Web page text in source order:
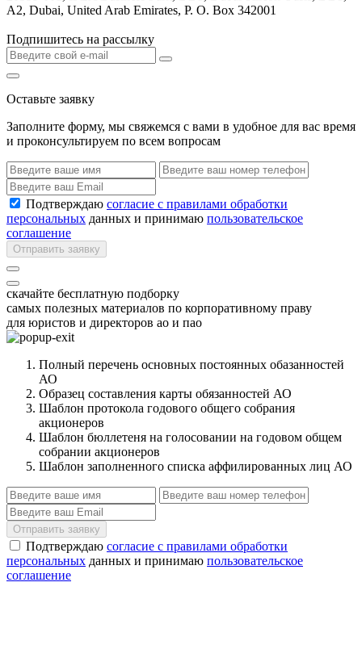
A2, Dubai, United Arab Emirates, P. O. Box 342001
Подпишитесь на рассылку
Оставьте заявку
Заполните форму, мы свяжемся с вами в удобное для вас время
и проконсультируем по всем вопросам
Подтверждаю согласие с правилами обработки
персональных данных и принимаю пользовательское
соглашение
Отправить заявку
скачайте бесплатную подборку
самых полезных материалов по корпоративному праву
для юристов и директоров ао и пао
Полный перечень основных постоянных обазанностей
АО
Образец составления карты обязанностей АО
Шаблон протокола годового общего собрания
акционеров
Шаблон бюллетеня на голосовании на годовом общем
собрании акционеров
Шаблон заполненного списка аффилированных лиц АО
Отправить заявку
Подтверждаю согласие с правилами обработки
персональных данных и принимаю пользовательское
соглашение